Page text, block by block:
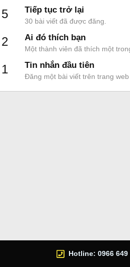
5 Tiếp tục trở lại
30 bài viết đã được đăng.
2 Ai đó thích bạn
Một thành viên đã thích một
1 Tin nhắn đầu tiên
Đăng một bài viết trên trang
Hotline: 0966